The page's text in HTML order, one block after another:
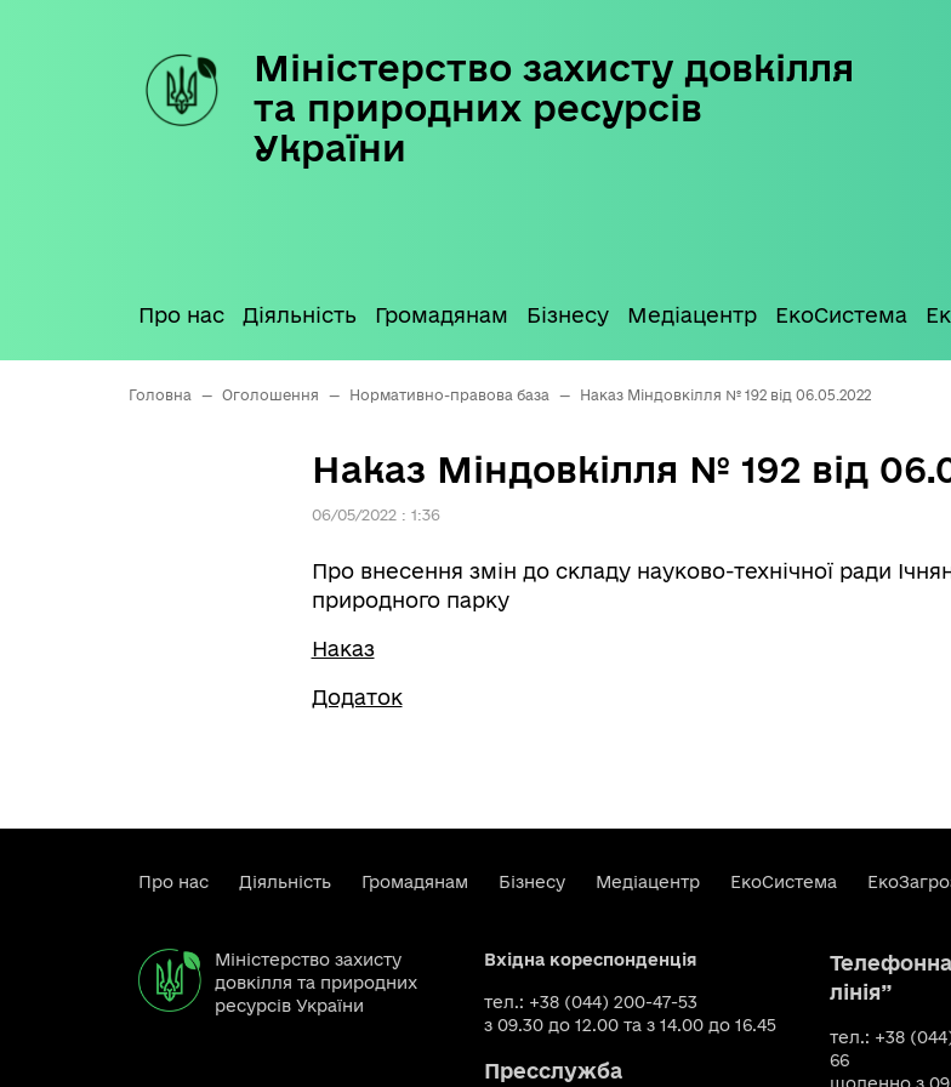
Міністерство захисту довкілля
та природних ресурсів
України
Про нас Діяльність Громадянам Бізнесу Медіацентр ЕкоСистема
Головна — Оголошення — Нормативно-правова база — Наказ Міндовкілля № 192 від 06.05.2022
Наказ Міндовкілля № 192 від
06/05/2022 : 1:36
Про внесення змін до складу науково-технічної ради
природного парку
Наказ
Додаток
Про нас Діяльність Громадянам Бізнесу Медіацентр ЕкоСистема
Міністерство захисту
довкілля та природних
ресурсів України
Вхідна кореспонденція
тел.: +38 (044) 200-47-53
з 09.30 до 12.00 та з 14.00 до 16.45
Пресслужба
лінія”
тел.: +38
66